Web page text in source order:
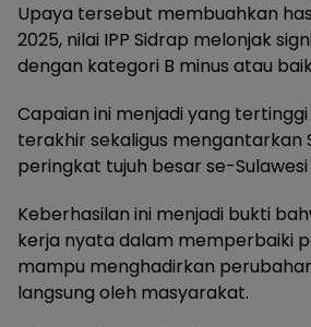
Upaya tersebut membuahkan
2025, nilai IPP Sidrap melonjak
dengan kategori B minus atau
Capaian ini menjadi yang
terakhir sekaligus mengantarkan
peringkat tujuh besar se-Sulawesi
Keberhasilan ini menjadi bukti
kerja nyata dalam memperbaiki
mampu menghadirkan
langsung oleh masyarakat.